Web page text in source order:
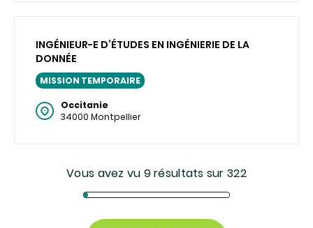
INGÉNIEUR-E D’ÉTUDES EN INGÉNIERIE DE LA
DONNÉE
MISSION TEMPORAIRE
Occitanie
34000 Montpellier
Vous avez vu 9 résultats sur 322